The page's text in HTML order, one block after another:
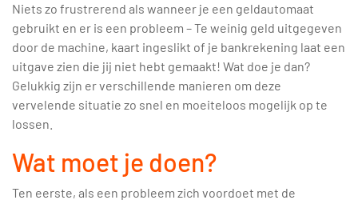
Niets zo frustrerend als wanneer je een geldautomaat
gebruikt en er is een probleem – Te weinig geld uitgegeven
door de machine, kaart ingeslikt of je bankrekening laat een
uitgave zien die jij niet hebt gemaakt! Wat doe je dan?
Gelukkig zijn er verschillende manieren om deze
vervelende situatie zo snel en moeiteloos mogelijk op te
lossen.
Wat moet je doen?
Ten eerste, als een probleem zich voordoet met de